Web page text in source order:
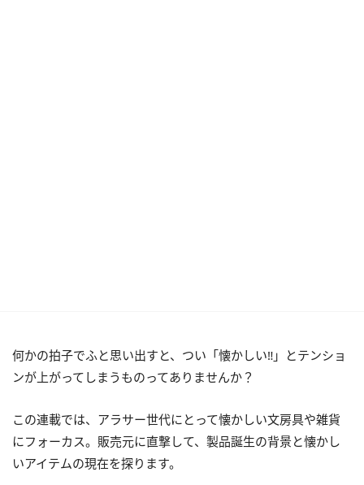
何かの拍子でふと思い出すと、つい「懐かしい‼」とテンショ
ンが上がってしまうものってありませんか？
この連載では、アラサー世代にとって懐かしい文房具や雑貨
にフォーカス。販売元に直撃して、製品誕生の背景と懐かし
いアイテムの現在を探ります。